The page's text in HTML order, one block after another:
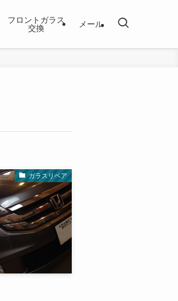
フロントガラス
交換
メール
ガラスリペア